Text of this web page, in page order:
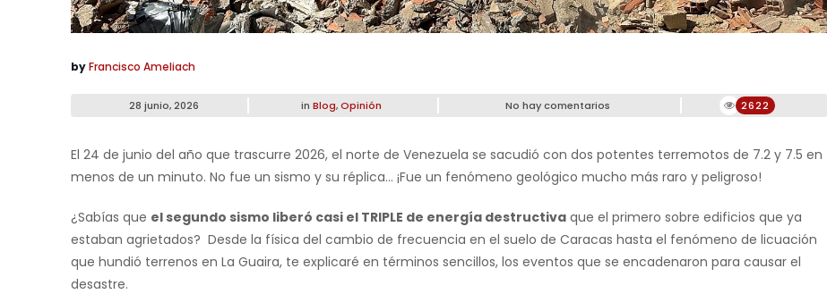
byFrancisco Ameliach
28 junio, 2026 in Blog,Opinión No hay comentarios 2622
El 24 de junio del año que trascurre 2026, el norte de Venezuela se sacudió con dos potentes terremotos de 7.2 y 7.5 en
menos de un minuto. No fue un sismo y su réplica… ¡Fue un fenómeno geológico mucho más raro y peligroso!
¿Sabías que el segundo sismo liberó casi el TRIPLE de energía destructiva que el primero sobre edificios que ya
estaban agrietados? Desde la física del cambio de frecuencia en el suelo de Caracas hasta el fenómeno de licuación
que hundió terrenos en La Guaira, te explicaré en términos sencillos, los eventos que se encadenaron para causar el
desastre.